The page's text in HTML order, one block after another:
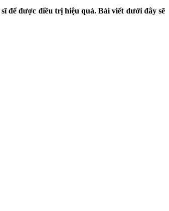
để được điều trị hiệu quả. Bài viết dưới đây sẽ